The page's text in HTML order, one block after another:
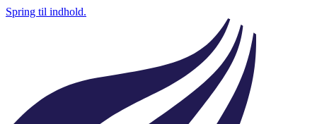
Spring til indhold.